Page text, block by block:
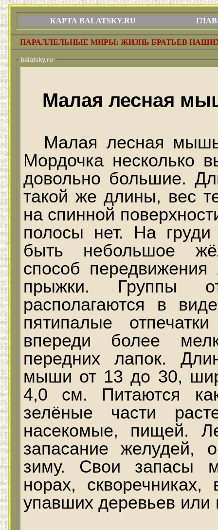
КАРТА BALATSKY.RU
ПАРАЛЛЕЛЬНЫЕ МИРЫ: ЖИЗНЬ БРАТЬЕВ
balatsky.ru
Малая лесная
Малая лесная
Мордочка несколько
довольно большие.
такой же длины, вес
на спинной
полосы нет. На
быть небольшое
способ
прыжки. Группы
располагаются в
пятипалые
впереди более
передних лапок.
мыши от 13 до 30,
4,0 см. Питаются
зелёные части
насекомые, пищей.
запасание желудей,
зиму. Свои запасы
норах,
упавших деревьев